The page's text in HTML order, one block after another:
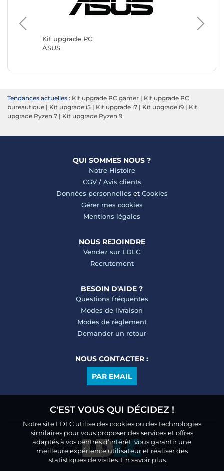
Kit upgrade PC
ASUS
Kit
MSI
Tendances actuelles : Kit upgrade PC gamer | Kit upgrade PC
bureautique | Kit upgrade i5 | Kit upgrade i7 | Kit upgrade i9 | Kit
upgrade Ryzen 7 | Kit upgrade Ryzen 9
QUI SOMMES NOUS ?
Notre Histoire
CGV/ Avis clients
Données personnelles et Cookies
Gérer mes cookies
Mentions légales
NOUS REJOINDRE
Vendez sur LDLC
Recrutement
BESOIN D'AIDE ?
Questions fréquentes
Modes de livraison
Modes de règlement
Demander un retour
NOUS CONTACTER :
PAR EMAIL
C'EST VOUS QUI DÉCIDEZ !
Notre site LDLC utilise des cookies ou des technologies
similaires pour vous proposer des services et offres
adaptés à vos centres d’intérêt, vous garantir une
meilleure expérience utilisateur et réaliser des
statistiques de visites. En savoir plus.